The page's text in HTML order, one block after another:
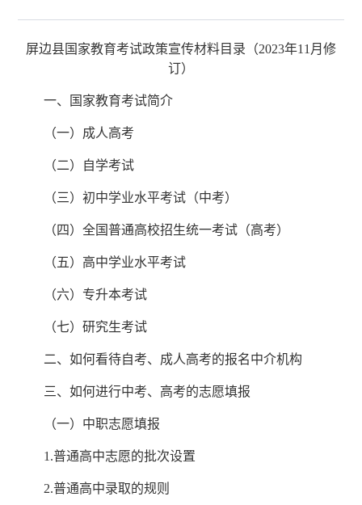
屏边县国家教育考试政策宣传材料目录（2023年11月修
订）
一、国家教育考试简介
（一）成人高考
（二）自学考试
（三）初中学业水平考试（中考）
（四）全国普通高校招生统一考试（高考）
（五）高中学业水平考试
（六）专升本考试
（七）研究生考试
二、如何看待自考、成人高考的报名中介机构
三、如何进行中考、高考的志愿填报
（一）中职志愿填报
1.普通高中志愿的批次设置
2.普通高中录取的规则